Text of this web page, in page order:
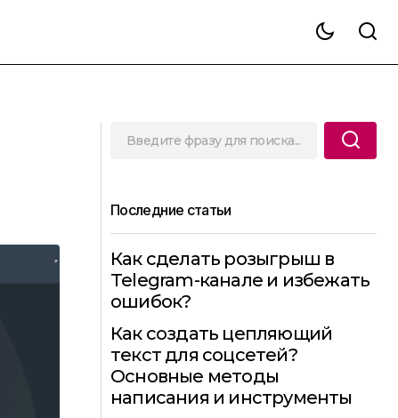
Последние статьи
Как сделать розыгрыш в
Telegram-канале и избежать
ошибок?
Как создать цепляющий
текст для соцсетей?
Основные методы
написания и инструменты